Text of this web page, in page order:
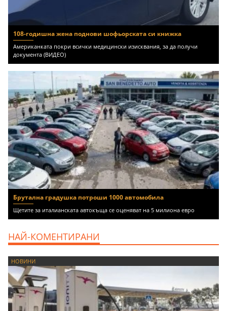
108-годишна жена поднови шофьорската си книжка
Американката покри всички медицински изисквания, за да получи
документа (ВИДЕО)
Брутална градушка потроши 1000 автомобила
Щетите за италианската автокъща се оценяват на 5 милиона евро
НАЙ-КОМЕНТИРАНИ
НОВИНИ